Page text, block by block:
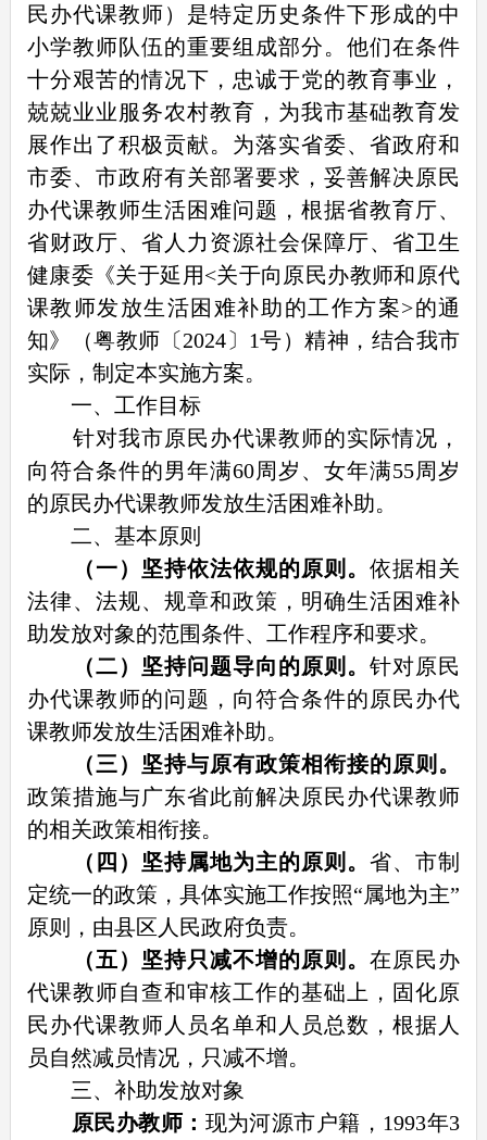
民办代课教师）是特定历史条件下形成的中
小学教师队伍的重要组成部分。他们在条件
十分艰苦的情况下，忠诚于党的教育事业，
兢兢业业服务农村教育，为我市基础教育发
展作出了积极贡献。为落实省委、省政府和
市委、市政府有关部署要求，妥善解决原民
办代课教师生活困难问题，根据省教育厅、
省财政厅、省人力资源社会保障厅、省卫生
健康委《关于延用<关于向原民办教师和原代
课教师发放生活困难补助的工作方案>的通
知》（粤教师〔2024〕1号）精神，结合我市
实际，制定本实施方案。
一、工作目标
针对我市原民办代课教师的实际情况，
向符合条件的男年满60周岁、女年满55周岁
的原民办代课教师发放生活困难补助。
二、基本原则
（一）坚持依法依规的原则。依据相关
法律、法规、规章和政策，明确生活困难补
助发放对象的范围条件、工作程序和要求。
（二）坚持问题导向的原则。针对原民
办代课教师的问题，向符合条件的原民办代
课教师发放生活困难补助。
（三）坚持与原有政策相衔接的原则。
政策措施与广东省此前解决原民办代课教师
的相关政策相衔接。
（四）坚持属地为主的原则。省、市制
定统一的政策，具体实施工作按照“属地为主”
原则，由县区人民政府负责。
（五）坚持只减不增的原则。在原民办
代课教师自查和审核工作的基础上，固化原
民办代课教师人员名单和人员总数，根据人
员自然减员情况，只减不增。
三、补助发放对象
原民办教师： 现为河源市户籍，1993年3